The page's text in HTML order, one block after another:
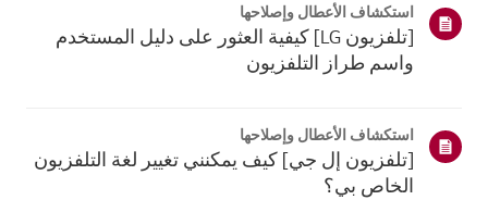
التلفزيون. أعد تسج...
استكشاف الأعطال وإصلاحها
[تلفزيون LG] كيفية العثور على دليل المستخدم
واسم طراز التلفزيون
استكشاف الأعطال وإصلاحها
[تلفزيون إل جي] كيف يمكنني تغيير لغة التلفزيون
الخاص بي؟